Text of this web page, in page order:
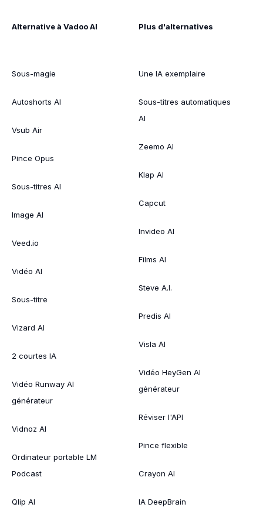
Alternative à Vadoo AI
Sous-magie
Autoshorts AI
Vsub Air
Pince Opus
Sous-titres AI
Image AI
Veed.io
Vidéo AI
Sous-titre
Vizard AI
2 courtes IA
Vidéo Runway AI
générateur
Vidnoz AI
Ordinateur portable LM
Podcast
Qlip AI
Plus d'alternatives
Une IA exemplaire
Sous-titres automatiques
AI
Zeemo AI
Klap AI
Capcut
Invideo AI
Films AI
Steve A.I.
Predis AI
Visla AI
Vidéo HeyGen AI
générateur
Réviser l'API
Pince flexible
Crayon AI
IA DeepBrain